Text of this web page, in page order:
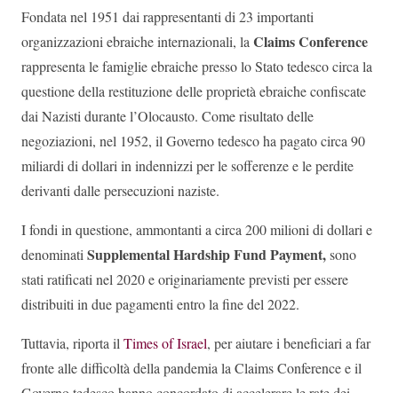
Fondata nel 1951 dai rappresentanti di 23 importanti
organizzazioni ebraiche internazionali, laClaims Conference
rappresenta le famiglie ebraiche presso lo Stato tedesco circa la
questione della restituzione delle proprietà ebraiche confiscate
dai Nazisti durante l’Olocausto. Come risultato delle
negoziazioni, nel 1952, il Governo tedesco ha pagato circa 90
miliardi di dollari in indennizzi per le sofferenze e le perdite
derivanti dalle persecuzioni naziste.
I fondi in questione, ammontanti a circa 200 milioni di dollari e
denominatiSupplemental Hardship Fund Payment,sono
stati ratificati nel 2020 e originariamente previsti per essere
distribuiti in due pagamenti entro la fine del 2022.
Tuttavia, riporta ilTimes of Israel, per aiutare i beneficiari a far
fronte alle difficoltà della pandemia la Claims Conference e il